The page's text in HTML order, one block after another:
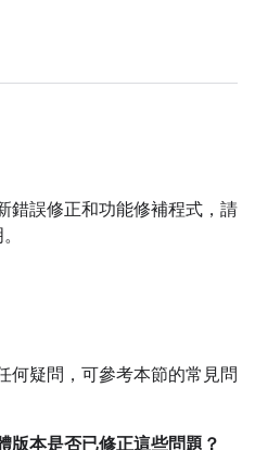
錯誤修正和功能修補程式，請
何疑問，可參考本節的常見問
版本是否已修正這些問題？